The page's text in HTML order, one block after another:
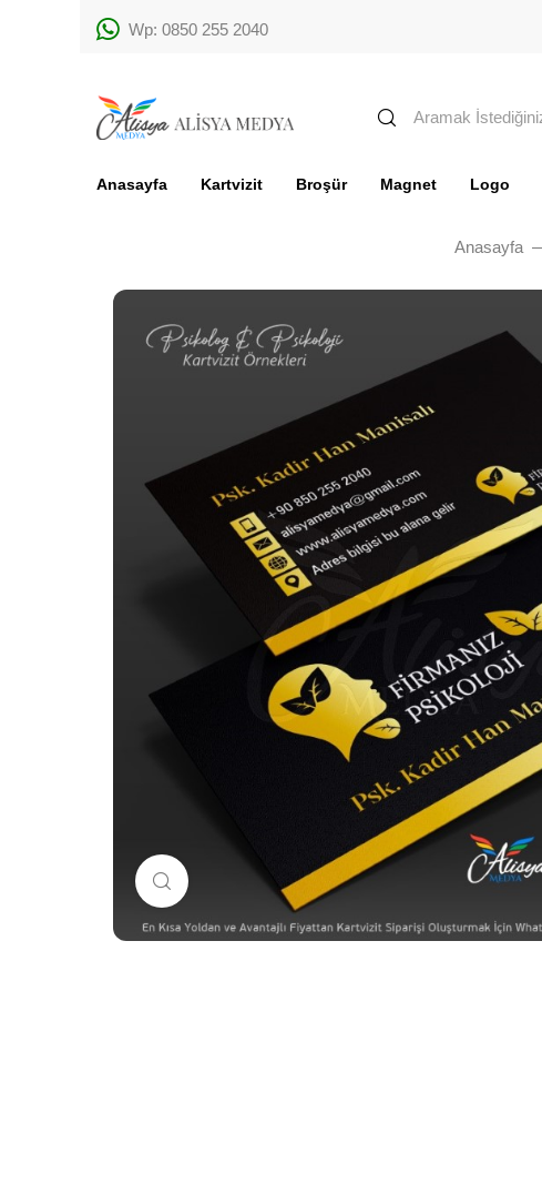
Wp: 0850 255 2040
Anasayfa Kartvizit Broşür Magnet Logo
Anasayfa
Büyütmek için tıklayın